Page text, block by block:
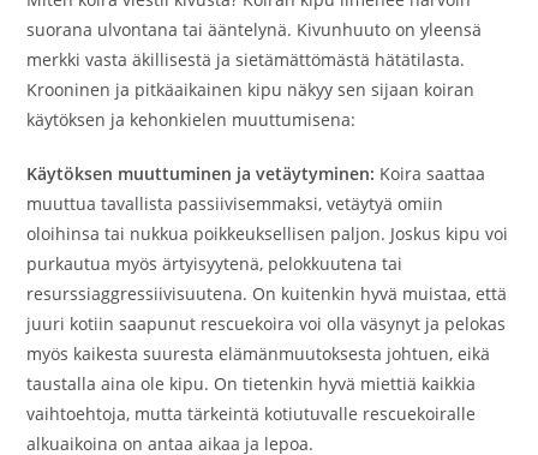
suorana ulvontana tai ääntelynä. Kivunhuuto on yleensä
merkki vasta äkillisestä ja sietämättömästä hätätilasta.
Krooninen ja pitkäaikainen kipu näkyy sen sijaan koiran
käytöksen ja kehonkielen muuttumisena:
Käytöksen muuttuminen ja vetäytyminen: Koira saattaa
muuttua tavallista passiivisemmaksi, vetäytyä omiin
oloihinsa tai nukkua poikkeuksellisen paljon. Joskus kipu voi
purkautua myös ärtyisyytenä, pelokkuutena tai
resurssiaggressiivisuutena. On kuitenkin hyvä muistaa, että
juuri kotiin saapunut rescuekoira voi olla väsynyt ja pelokas
myös kaikesta suuresta elämänmuutoksesta johtuen, eikä
taustalla aina ole kipu. On tietenkin hyvä miettiä kaikkia
vaihtoehtoja, mutta tärkeintä kotiutuvalle rescuekoiralle
alkuaikoina on antaa aikaa ja lepoa.